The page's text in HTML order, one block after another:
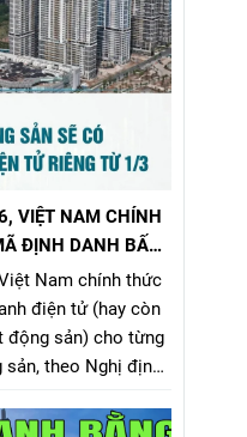
VIỆT NAM CHÍNH
ĐỊNH DANH BẤT
SẢNNam chính thức
điện tử (hay còn
động sản) cho từng
sản, theo Nghị định
từ 1/3/2026) về xây